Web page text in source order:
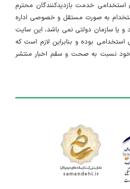
منقضی شده
خدمت بازدیدکنندگان محترم
به صورت مستقل و خصوصی اداره
یا سازمان دولتی نمی باشد، این سایت
بوده و بنابراین لازم است که
خود نسبت به صحت و سقم اخبار منتشر